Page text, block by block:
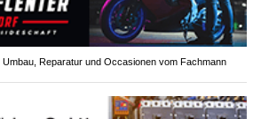
Reparatur und Occasionen vom Fachmann